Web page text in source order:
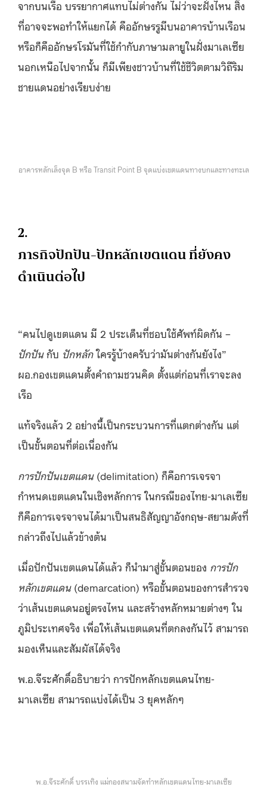
จากบนเรือ บรรยากาศแทบไม่ต่างกัน ไม่ว่าจะฝั่งไหน สิ่ง
ที่อาจจะพอทำให้แยกได้ คืออักษรรูมีบนอาคารบ้านเรือน
หรือก็คืออักษรโรมันที่ใช้กำกับภาษามลายูในฝั่งมาเลเซีย
นอกเหนือไปจากนั้น ก็มีเพียงชาวบ้านที่ใช้ชีวิตตามวิถีริม
ชายแดนอย่างเรียบง่าย
อาคารหลักเล็งจุด B หรือ Transit Point B จุดแบ่งเขตแดนทางบกและทางทะเล
2.
ภารกิจปักปัน-ปักหลักเขตแดน ที่ยังคง
ดำเนินต่อไป
“คนไปดูเขตแดน มี 2 ประเด็นที่ชอบใช้ศัพท์ผิดกัน –
ปักปันกับ ปักหลักใครรู้บ้างครับว่ามันต่างกันยังไง”
ผอ.กองเขตแดนตั้งคำถามชวนคิด ตั้งแต่ก่อนที่เราจะลง
เรือ
แท้จริงแล้ว 2 อย่างนี้เป็นกระบวนการที่แตกต่างกัน แต่
เป็นขั้นตอนที่ต่อเนื่องกัน
การปักปันเขตแดน(delimitation) ก็คือการเจรจา
กำหนดเขตแดนในเชิงหลักการ ในกรณีของไทย-มาเลเซีย
ก็คือการเจรจาจนได้มาเป็นสนธิสัญญาอังกฤษ-สยามดังที่
กล่าวถึงไปแล้วข้างต้น
เมื่อปักปันเขตแดนได้แล้ว ก็นำมาสู่ขั้นตอนของ การปัก
หลักเขตแดน(demarcation) หรือขั้นตอนของการสำรวจ
ว่าเส้นเขตแดนอยู่ตรงไหน และสร้างหลักหมายต่างๆ ใน
ภูมิประเทศจริง เพื่อให้เส้นเขตแดนที่ตกลงกันไว้ สามารถ
มองเห็นและสัมผัสได้จริง
พ.อ.จีระศักดิ์อธิบายว่า การปักหลักเขตแดนไทย-
มาเลเซีย สามารถแบ่งได้เป็น 3 ยุคหลักๆ
พ.อ.จีระศักดิ์ บรรเทิง แม่กองสนามจัดทำหลักเขตแดนไทย-มาเลเซีย